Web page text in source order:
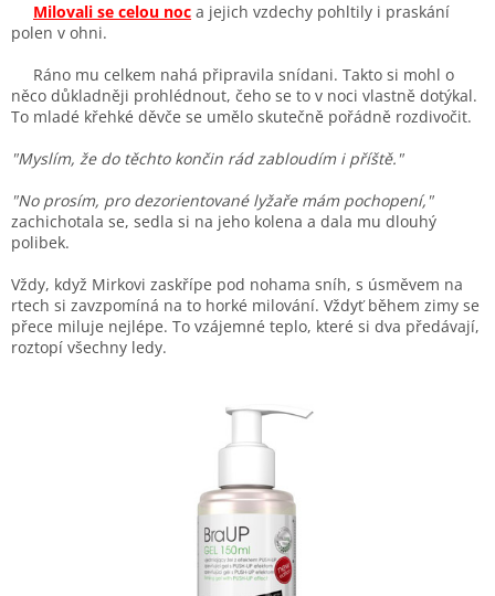
Milovali se celou noc a jejich vzdechy pohltily i praskání
polen v ohni.
Ráno mu celkem nahá připravila snídani. Takto si mohl o
něco důkladněji prohlédnout, čeho se to v noci vlastně dotýkal.
To mladé křehké děvče se umělo skutečně pořádně rozdivočit.
"Myslím, že do těchto končin rád zabloudím i příště."
"No prosím, pro dezorientované lyžaře mám pochopení,"
zachichotala se, sedla si na jeho kolena a dala mu dlouhý
polibek.
Vždy, když Mirkovi zaskřípe pod nohama sníh, s úsměvem na
rtech si zavzpomíná na to horké milování. Vždyť během zimy se
přece miluje nejlépe. To vzájemné teplo, které si dva předávají,
roztopí všechny ledy.